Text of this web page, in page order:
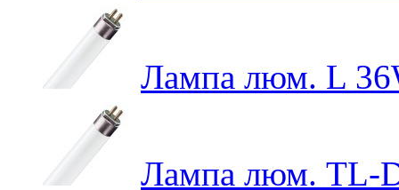
Лампа люм. L
Лампа люм. TL-